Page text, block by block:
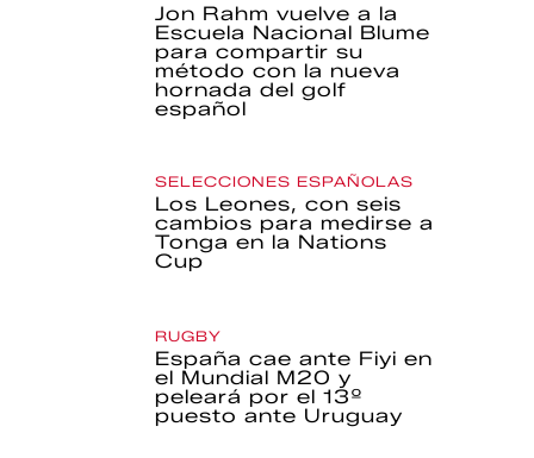
Jon Rahm vuelve a la
Escuela Nacional Blume
para compartir su
método con la nueva
hornada del golf
español
SELECCIONES ESPAÑOLAS
Los Leones, con seis
cambios para medirse a
Tonga en la Nations
Cup
RUGBY
España cae ante Fiyi en
el Mundial M20 y
peleará por el 13º
puesto ante Uruguay